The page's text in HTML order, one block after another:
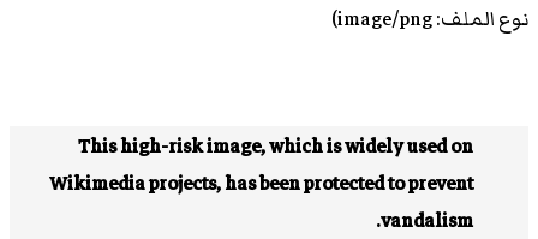
نوع الملف: image/png)
This high-risk image, which is widely used on
Wikimedia projects, has been protected to prevent
vandalism.